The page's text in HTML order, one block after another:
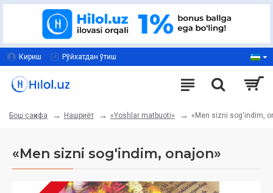
Кириш Рўйхатдан ўтиш
Бош саҳифа Нашриёт «Yoshlar matbuoti» «Men sizni sog'indim,
«Men sizni sog'indim, onajon»